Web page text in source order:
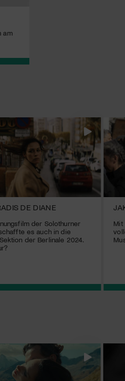
am
DE DIANE
der Solothurner
es auch in die
der Berlinale 2024.
Mit